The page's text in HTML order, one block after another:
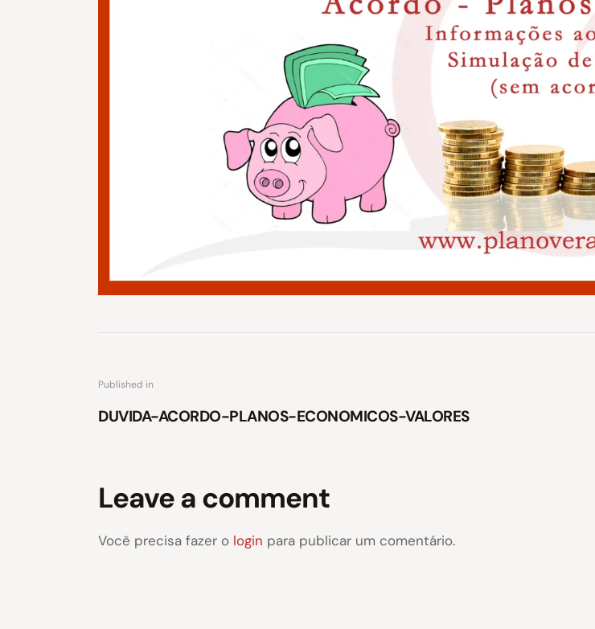
Published in
DUVIDA-ACORDO-PLANOS-ECONOMICOS-VALORES
Leave a comment
Você precisa fazer o login para publicar um comentário.